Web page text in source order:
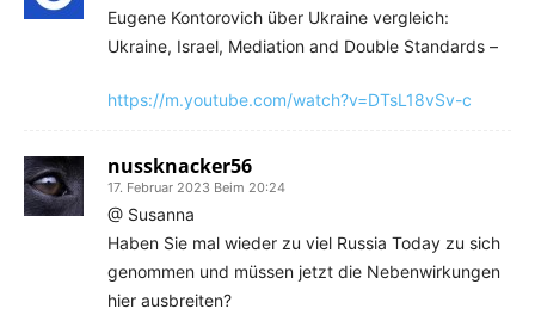
Eugene Kontorovich über Ukraine vergleich:
Ukraine, Israel, Mediation and Double Standards –
https://m.youtube.com/watch?v=DTsL18vSv-c
nussknacker56
17. Februar 2023 Beim 20:24
@ Susanna
Haben Sie mal wieder zu viel Russia Today zu sich
genommen und müssen jetzt die Nebenwirkungen
hier ausbreiten?